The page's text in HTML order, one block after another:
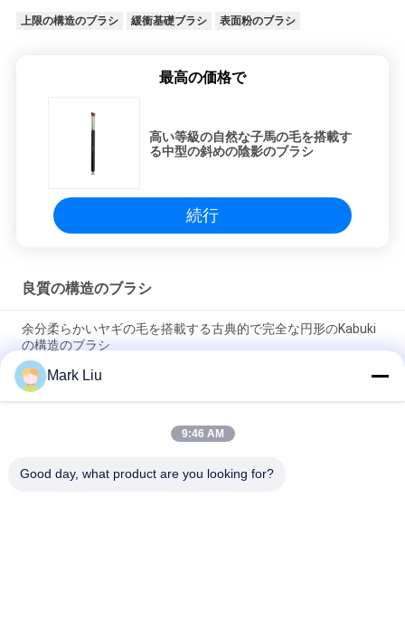
上限の構造のブラシ 緩衝基礎ブラシ 表面粉のブラシ
最高の価格で
高い等級の自然な子馬の毛を搭載す
る中型の斜めの陰影のブラシ
続行
良質の構造のブラシ
余分柔らかいヤギの毛を搭載する古典的で完全な円形のKabuki
の構造のブラシ
Voniraの美大きいファンのヤギの毛の構造のブラシ/木製のハン
ドルの上限の構造のブラシ
超柔らかいヤギの毛の黒い木製のハンドルが付いている薄い頬
Mark Liu
9:46 AM
Good day, what product are you looking for?